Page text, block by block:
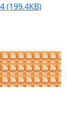
(199.4KB)